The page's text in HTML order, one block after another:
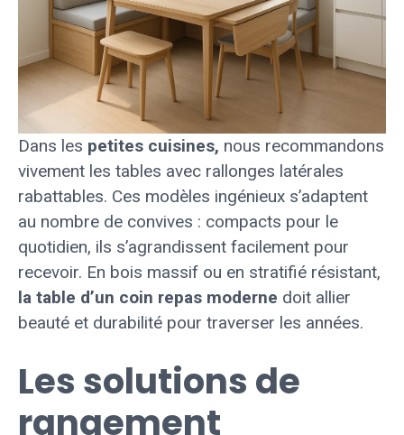
Dans les petites cuisines, nous recommandons
vivement les tables avec rallonges latérales
rabattables. Ces modèles ingénieux s’adaptent
au nombre de convives : compacts pour le
quotidien, ils s’agrandissent facilement pour
recevoir. En bois massif ou en stratifié résistant,
la table d’un coin repas moderne doit allier
beauté et durabilité pour traverser les années.
Les solutions de
rangement